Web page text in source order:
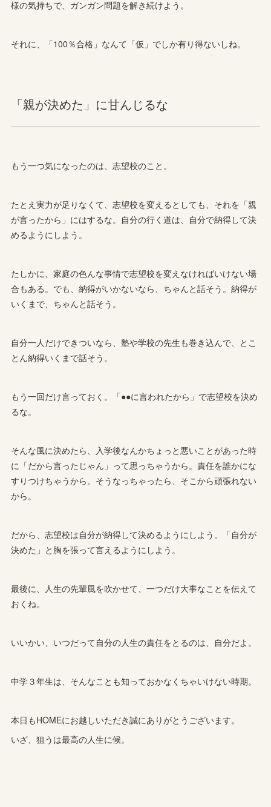
様の気持ちで、ガンガン問題を解き続けよう。
それに、「100％合格」なんて「仮」でしか有り得ないしね。
「親が決めた」に甘んじるな
もう一つ気になったのは、志望校のこと。
たとえ実力が足りなくて、志望校を変えるとしても、それを「親
が言ったから」にはするな。自分の行く道は、自分で納得して決
めるようにしよう。
たしかに、家庭の色んな事情で志望校を変えなければいけない場
合もある。でも、納得がいかないなら、ちゃんと話そう。納得が
いくまで、ちゃんと話そう。
自分一人だけできついなら、塾や学校の先生も巻き込んで、とこ
とん納得いくまで話そう。
もう一回だけ言っておく。「●●に言われたから」で志望校を決め
るな。
そんな風に決めたら、入学後なんかちょっと悪いことがあった時
に「だから言ったじゃん」って思っちゃうから。責任を誰かにな
すりつけちゃうから。そうなっちゃったら、そこから頑張れない
から。
だから、志望校は自分が納得して決めるようにしよう。「自分が
決めた」と胸を張って言えるようにしよう。
最後に、人生の先輩風を吹かせて、一つだけ大事なことを伝えて
おくね。
いいかい、いつだって自分の人生の責任をとるのは、自分だよ。
中学３年生は、そんなことも知っておかなくちゃいけない時期。
本日もHOMEにお越しいただき誠にありがとうございます。
いざ、狙うは最高の人生に候。